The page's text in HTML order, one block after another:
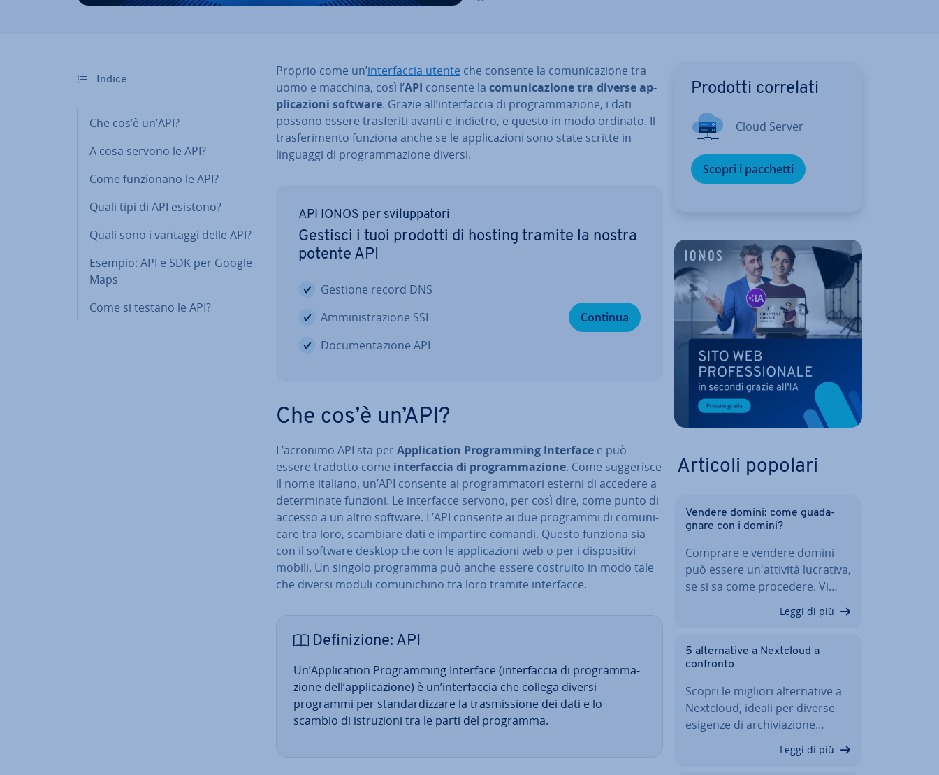
Indice
Che cos’è un’API?
A cosa servono le API?
Come fun­zio­na­no le API?
Quali tipi di API esistono?
Quali sono i vantaggi delle API?
Esempio: API e SDK per Google
Maps
Come si testano le API?
Proprio come un’in­ter­fac­cia utente che consente la co­mu­ni­ca­zio­ne tra
uomo e macchina, così l’API consente la co­mu­ni­ca­zio­ne tra diverse ap­
pli­ca­zio­ni software. Grazie all’in­ter­fac­cia di pro­gram­ma­zio­ne, i dati
possono essere tra­sfe­ri­ti avanti e indietro, e questo in modo ordinato. Il
tra­sfe­ri­men­to funziona anche se le ap­pli­ca­zio­ni sono state scritte in
linguaggi di pro­gram­ma­zio­ne diversi.
API IONOS per svi­lup­pa­to­ri
Gestisci i tuoi prodotti di hosting tramite la nostra
potente API
Gestione record DNS
Am­mi­ni­stra­zio­ne SSL
Do­cu­men­ta­zio­ne API
Continua
Che cos’è un’API?
L’acronimo API sta per Ap­pli­ca­tion Pro­gram­ming Interface e può
essere tradotto come in­ter­fac­cia di pro­gram­ma­zio­ne. Come sug­ge­ri­sce
il nome italiano, un’API consente ai pro­gram­ma­to­ri esterni di accedere a
de­ter­mi­na­te funzioni. Le in­ter­fac­ce servono, per così dire, come punto di
accesso a un altro software. L’API consente ai due programmi di co­mu­ni­
ca­re tra loro, scambiare dati e impartire comandi. Questo funziona sia
con il software desktop che con le ap­pli­ca­zio­ni web o per i di­spo­si­ti­vi
mobili. Un singolo programma può anche essere costruito in modo tale
che diversi moduli co­mu­ni­chi­no tra loro tramite in­ter­fac­ce.
De­fi­ni­zio­ne: API
Un’Ap­pli­ca­tion Pro­gram­ming Interface (in­ter­fac­cia di pro­gram­ma­
zio­ne dell’ap­pli­ca­zio­ne) è un’in­ter­fac­cia che collega diversi
programmi per stan­dar­diz­za­re la tra­smis­sio­ne dei dati e lo
scambio di istru­zio­ni tra le parti del programma.
Prodotti correlati
Cloud Server
Scopri i pacchetti
Articoli popolari
Vendere domini: come gua­da­
gna­re con i domini?
Comprare e vendere domini
può essere un'at­ti­vi­tà lucrativa,
se si sa come procedere. Vi…
Leggi di più
5 al­ter­na­ti­ve a Nextcloud a
confronto
Scopri le migliori al­ter­na­ti­ve a
Nextcloud, ideali per diverse
esigenze di ar­chi­via­zio­ne…
Leggi di più